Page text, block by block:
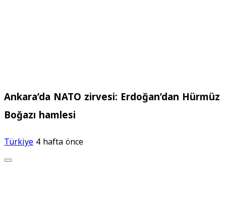
Ankara’da NATO zirvesi: Erdoğan’dan Hürmüz
Boğazı hamlesi
Türkiye4 hafta önce